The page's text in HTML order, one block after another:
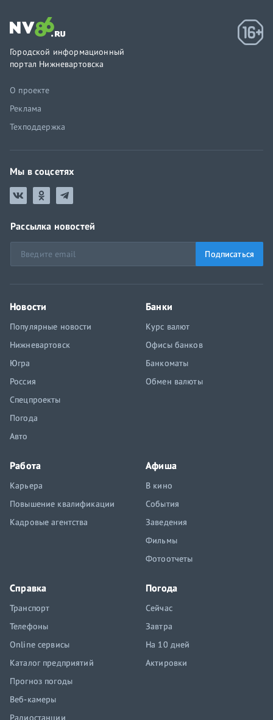
Городской информационный
портал Нижневартовска
О проекте
Реклама
Техподдержка
Мы в соцсетях
Рассылка новостей
Подписаться
Новости
Популярные новости
Нижневартовск
Югра
Россия
Спецпроекты
Погода
Авто
Банки
Курс валют
Офисы банков
Банкоматы
Обмен валюты
Работа
Карьера
Повышение квалификации
Кадровые агентства
Афиша
В кино
События
Заведения
Фильмы
Фотоотчеты
Справка
Транспорт
Телефоны
Online сервисы
Каталог предприятий
Прогноз погоды
Веб-камеры
Радиостанции
Погода
Сейчас
Завтра
На 10 дней
Актировки